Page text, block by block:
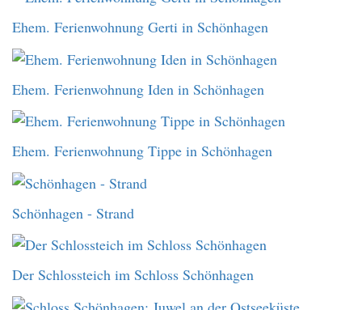
Ehem. Ferienwohnung Gerti in Schönhagen
Ehem. Ferienwohnung Iden in Schönhagen
Ehem. Ferienwohnung Tippe in Schönhagen
Schönhagen - Strand
Der Schlossteich im Schloss Schönhagen